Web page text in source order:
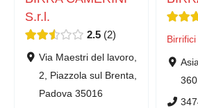
S.r.l.
2.5 2
Via Maestri del lavoro,
2, Piazzola sul Brenta,
Padova 35016
Birrifici